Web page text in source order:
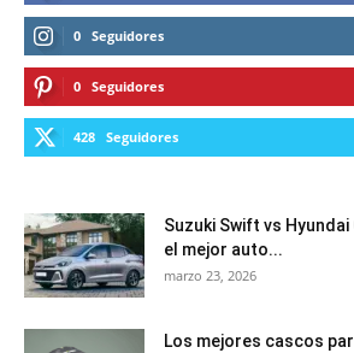
0 Seguidores
0 Seguidores
428 Seguidores
Suzuki Swift vs Hyundai
el mejor auto...
marzo 23, 2026
Los mejores cascos